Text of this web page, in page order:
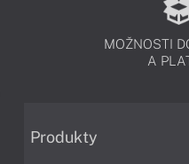
MOŽNOSTI
A
Produkty